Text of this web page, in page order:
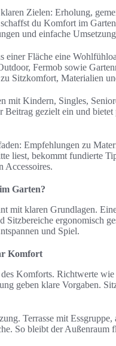
Zielen: Erholung,
du Komfort im
und einfache
einer Fläche eine
Fermob sowie
Sitzkomfort, Materialien
mit Kindern, Singles,
Beitrag gezielt ein und
Empfehlungen zu
liest, bekommt fundierte
Accessoires.
Garten?
mit klaren Grundlagen.
Sitzbereiche ergonomisch
und Spiel.
Komfort
Komforts. Richtwerte
geben klare Vorgaben.
Terrasse mit
So bleibt der Außenraum